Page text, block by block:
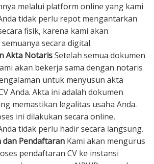
melalui platform online yang kami
tidak perlu repot mengantarkan
fisik, karena kami akan
secara digital.
Akta NotarisSetelah semua dokumen
akan bekerja sama dengan notaris
untuk menyusun akta
Anda. Akta ini adalah dokumen
memastikan legalitas usaha Anda.
ini dilakukan secara online,
tidak perlu hadir secara langsung.
dan Pendaftaran Kami akan mengurus
pendaftaran CV ke instansi